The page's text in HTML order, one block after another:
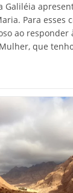
Galiléia
Para esses
ao responder
que